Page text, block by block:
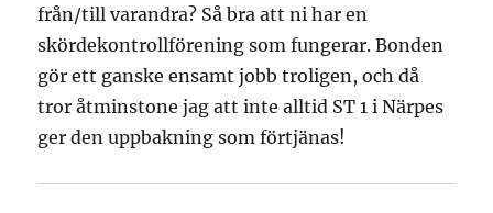
från/till varandra? Så bra att ni har en
skördekontrollförening som fungerar. Bonden
gör ett ganske ensamt jobb troligen, och då
tror åtminstone jag att inte alltid ST 1 i Närpes
ger den uppbakning som förtjänas!